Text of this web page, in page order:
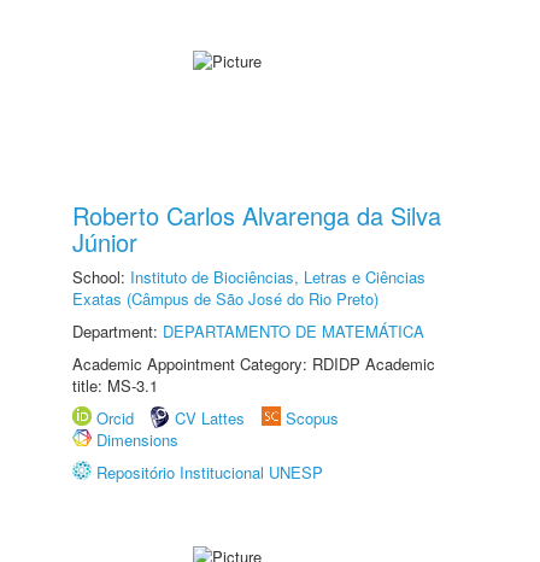
Roberto Carlos Alvarenga da Silva
Júnior
School: Instituto de Biociências, Letras e Ciências
Exatas (Câmpus de São José do Rio Preto)
Department: DEPARTAMENTO DE MATEMÁTICA
Academic Appointment Category: RDIDP Academic
title: MS-3.1
Orcid
CV Lattes
Scopus
Dimensions
Repositório Institucional UNESP